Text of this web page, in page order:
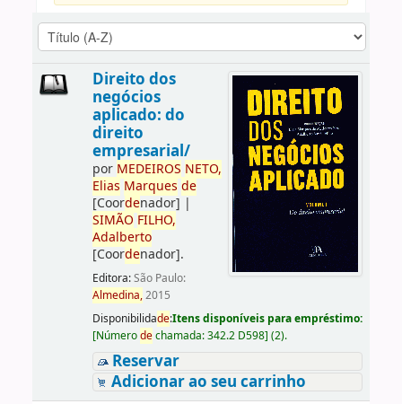
Direito dos
negócios
aplicado: do
direito
empresarial/
por MEDEIROS NETO,
Elias Marques de
[Coordenador] |
SIMÃO FILHO,
Adalberto
[Coordenador].
Editora:São Paulo:
Almedina,2015
Disponibilidade:Itens disponíveis para empréstimo:
[Númerodechamada:342.2 D598] (2).
Reservar
Adicionar ao seu carrinho